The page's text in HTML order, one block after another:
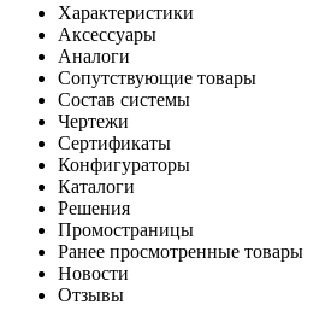
Характеристики
Аксессуары
Аналоги
Сопутствующие товары
Состав системы
Чертежи
Сертификаты
Конфигураторы
Каталоги
Решения
Промостраницы
Ранее просмотренные товары
Новости
Отзывы